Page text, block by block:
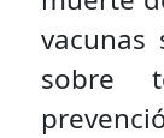
vacunas
sobre